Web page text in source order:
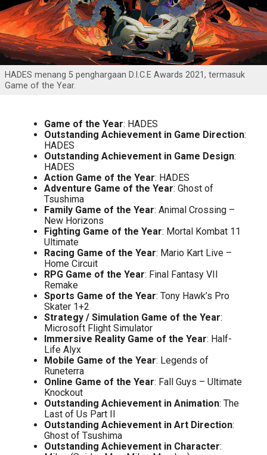
HADES menang 5 penghargaan D.I.C.E Awards 2021, termasuk
Game of the Year.
Game of the Year: HADES
Outstanding Achievement in Game Direction:
HADES
Outstanding Achievement in Game Design:
HADES
Action Game of the Year: HADES
Adventure Game of the Year: Ghost of
Tsushima
Family Game of the Year: Animal Crossing –
New Horizons
Fighting Game of the Year: Mortal Kombat 11
Ultimate
Racing Game of the Year: Mario Kart Live –
Home Circuit
RPG Game of the Year: Final Fantasy VII
Remake
Sports Game of the Year: Tony Hawk’s Pro
Skater 1+2
Strategy / Simulation Game of the Year:
Microsoft Flight Simulator
Immersive Reality Game of the Year: Half-
Life Alyx
Mobile Game of the Year: Legends of
Runeterra
Online Game of the Year: Fall Guys – Ultimate
Knockout
Outstanding Achievement in Animation: The
Last of Us Part II
Outstanding Achievement in Art Direction:
Ghost of Tsushima
Outstanding Achievement in Character: